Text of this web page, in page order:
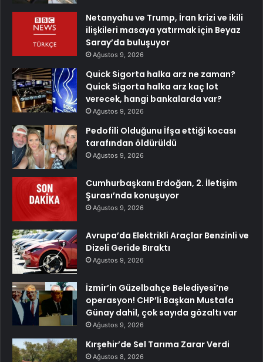
Netanyahu ve Trump, İran krizi ve ikili
ilişkileri masaya yatırmak için Beyaz
Saray’da buluşuyor
Ağustos 9, 2026
Quick Sigorta halka arz ne zaman?
Quick Sigorta halka arz kaç lot
verecek, hangi bankalarda var?
Ağustos 9, 2026
Pedofili Olduğunu İfşa ettiği kocası
tarafından öldürüldü
Ağustos 9, 2026
Cumhurbaşkanı Erdoğan, 2. İletişim
Şurası’nda konuşuyor
Ağustos 9, 2026
Avrupa’da Elektrikli Araçlar Benzinli ve
Dizeli Geride Bıraktı
Ağustos 9, 2026
İzmir’in Güzelbahçe Belediyesi’ne
operasyon! CHP’li Başkan Mustafa
Günay dahil, çok sayıda gözaltı var
Ağustos 9, 2026
Kırşehir’de Sel Tarıma Zarar Verdi
Ağustos 8, 2026